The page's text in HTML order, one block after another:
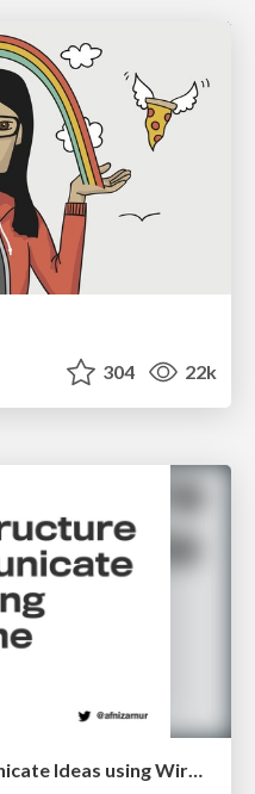
304 22k
Easily Structure & Communicate Ideas using Wireframe